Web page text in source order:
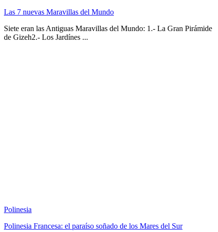
Las 7 nuevas Maravillas del Mundo
Siete eran las Antiguas Maravillas del Mundo: 1.- La Gran Pirámide
de Gizeh2.- Los Jardínes ...
Polinesia
Polinesia Francesa: el paraíso soñado de los Mares del Sur